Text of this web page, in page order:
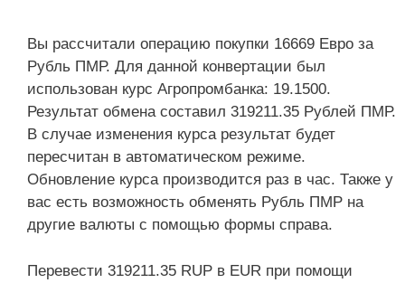
Вы рассчитали операцию покупки 16669 Евро за
Рубль ПМР. Для данной конвертации был
использован курс Агропромбанка: 19.1500.
Результат обмена составил 319211.35 Рублей ПМР.
В случае изменения курса результат будет
пересчитан в автоматическом режиме.
Обновление курса производится раз в час. Также у
вас есть возможность обменять Рубль ПМР на
другие валюты с помощью формы справа.
Перевести 319211.35 RUP в EUR при помощи